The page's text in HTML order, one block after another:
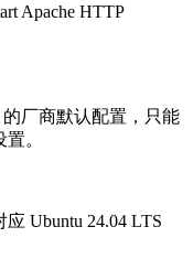
Apache HTTP
的厂商默认配置，只能
。
Ubuntu 24.04 LTS